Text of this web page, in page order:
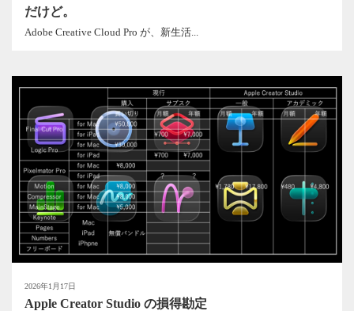
だけど。
Adobe Creative Cloud Pro が、新生活...
2026年1月17日
Apple Creator Studio の損得勘定